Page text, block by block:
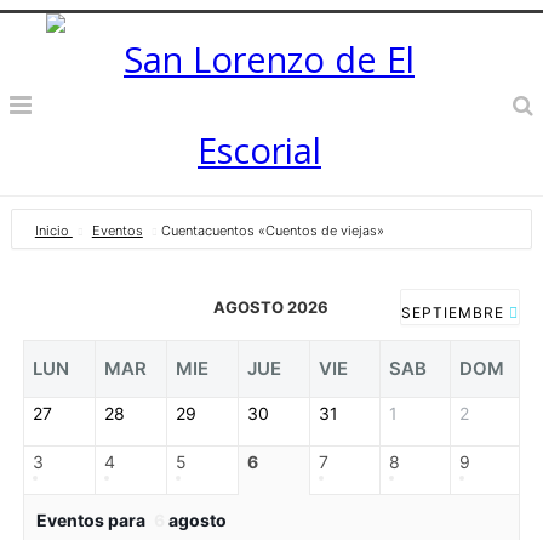
Inicio Eventos Cuentacuentos «Cuentos de viejas»
AGOSTO 2026 SEPTIEMBRE
LUN MAR MIE JUE VIE SAB DOM
27 28 29 30 31 1 2
3 4 5 6 7 8 9
Eventos para agosto